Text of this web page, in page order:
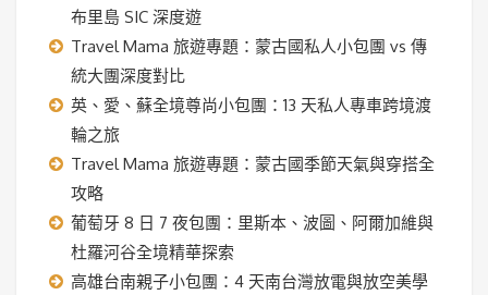
布里島 SIC 深度遊
Travel Mama 旅遊專題：蒙古國私人小包團 vs 傳
統大團深度對比
英、愛、蘇全境尊尚小包團：13 天私人專車跨境渡
輪之旅
Travel Mama 旅遊專題：蒙古國季節天氣與穿搭全
攻略
葡萄牙 8 日 7 夜包團：里斯本、波圖、阿爾加維與
杜羅河谷全境精華探索
高雄台南親子小包團：4 天南台灣放電與放空美學